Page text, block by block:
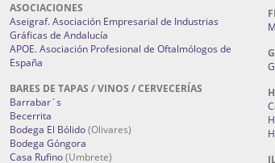
ASOCIACIONES
Aseigraf. Asociación Empresarial de Industrias
Gráficas de Andalucía
APOE. Asociación Profesional de Oftalmólogos de
España
BARES DE TAPAS / VINOS / CERVECERÍAS
Barrabar´s
Becerrita
Bodega El Bólido(Olivares)
Bodega Góngora
Casa Rufino(Umbrete)